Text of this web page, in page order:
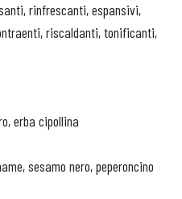
rinfrescanti, espansivi,
riscaldanti, tonificanti,
erba cipollina
sesamo nero, peperoncino